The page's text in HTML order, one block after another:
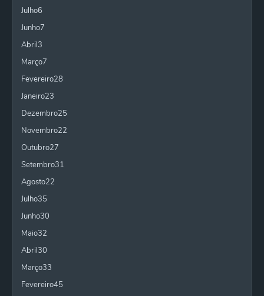
Julho6
Junho7
Abril3
Março7
Fevereiro28
Janeiro23
Dezembro25
Novembro22
Outubro27
Setembro31
Agosto22
Julho35
Junho30
Maio32
Abril30
Março33
Fevereiro45